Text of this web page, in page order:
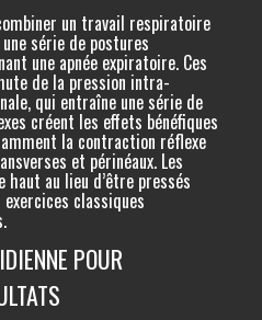
un travail respiratoire
série de postures
une apnée expiratoire. Ces
de la pression intra-
qui entraîne une série de
créent les effets bénéfiques
la contraction réflexe
et périnéaux. Les
au lieu d’être pressés
classiques
POUR